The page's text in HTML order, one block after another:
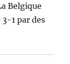
Belgique
1 par des